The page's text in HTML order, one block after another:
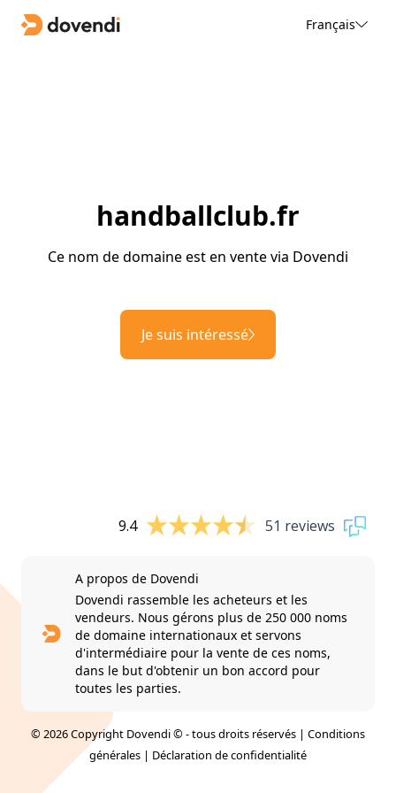
Français
handballclub.fr
Ce nom de domaine est en vente via Dovendi
Je suis intéressé
9.4 51 reviews
A propos de Dovendi
Dovendi rassemble les acheteurs et les
vendeurs. Nous gérons plus de 250 000 noms
de domaine internationaux et servons
d'intermédiaire pour la vente de ces noms,
dans le but d'obtenir un bon accord pour
toutes les parties.
© 2026 Copyright Dovendi © - tous droits réservés | Conditions
générales | Déclaration de confidentialité